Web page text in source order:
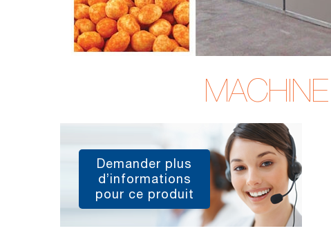
Demander plus
d’informations
pour ce produit